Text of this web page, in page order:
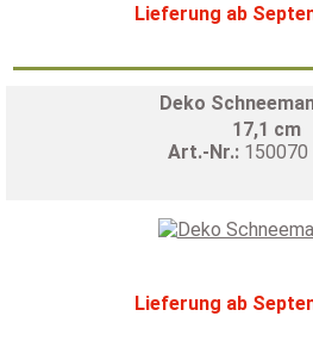
Lieferung ab
Deko
17,1 cm
Art.-Nr.: 150070
Lieferung ab